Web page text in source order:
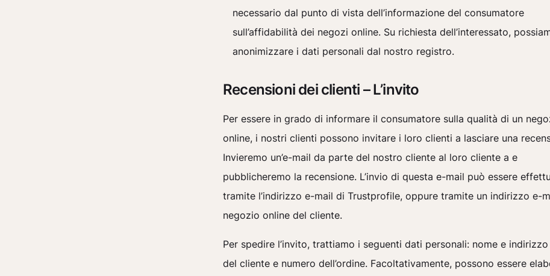
necessario dal punto di vista dell’informazione del consumatore
sull’affidabilità dei negozi online. Su richiesta dell’interessato,
anonimizzare i dati personali dal nostro registro.
Recensioni dei clienti – L’invito
Per essere in grado di informare il consumatore sulla qualità di un
online, i nostri clienti possono invitare i loro clienti a lasciare una
Invieremo un’e-mail da parte del nostro cliente al loro cliente a e
pubblicheremo la recensione. L’invio di questa e-mail può essere
tramite l’indirizzo e-mail di Trustprofile, oppure tramite un indirizzo e-
negozio online del cliente.
Per spedire l’invito, trattiamo i seguenti dati personali: nome e
del cliente e numero dell’ordine. Facoltativamente, possono essere